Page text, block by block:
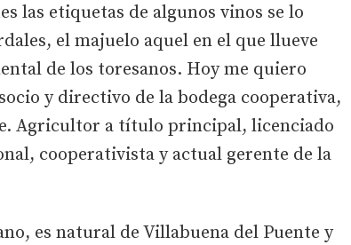
las etiquetas de algunos vinos se lo
el majuelo aquel en el que llueve
de los toresanos. Hoy me quiero
y directivo de la bodega cooperativa,
Agricultor a título principal, licenciado
cooperativista y actual gerente de la
es natural de Villabuena del Puente y